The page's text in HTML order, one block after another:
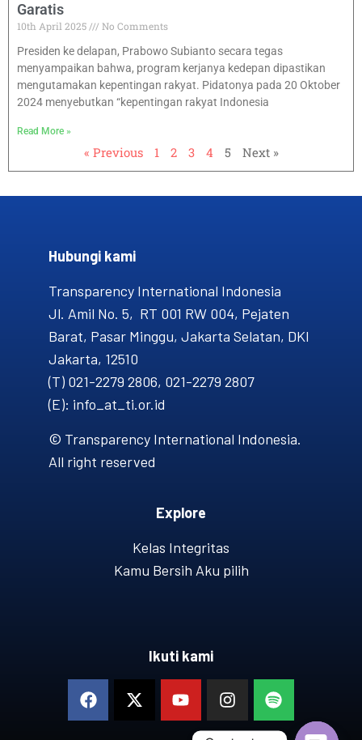
Garatis
10th April 2025
No Comments
Presiden ke delapan, Prabowo Subianto secara tegas
menyampaikan bahwa, program kerjanya kedepan dipastikan
mengutamakan kepentingan rakyat. Pidatonya pada 20 Oktober
2024 menyebutkan “kepentingan rakyat Indonesia
Read More »
« Previous 1 2 3 4 5 Next »
Hubungi kami​
Transparency International Indonesia
Jl. Amil No. 5, RT 001 RW 004, Pejaten
Barat, Pasar Minggu, Jakarta Selatan, DKI
Jakarta, 12510
(T) 021-2279 2806, 021-2279 2807
(E): info_at_ti.or.id
© Transparency International Indonesia.
All right reserved
Explore
Kelas Integritas
Kamu Bersih Aku pilih
Ikuti kami